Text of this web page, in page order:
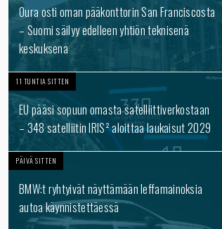
Oura osti oman pääkonttorin San Franciscosta
– Suomi säilyy edelleen yhtiön teknisenä
keskuksena
11 TUNTIA SITTEN
EU pääsi sopuun omasta satelliittiverkostaan
– 348 satelliitin IRIS² aloittaa laukaisut 2029
PÄIVÄ SITTEN
BMW:t ryhtyivät näyttämään leffamainoksia
autoa käynnistettäessä